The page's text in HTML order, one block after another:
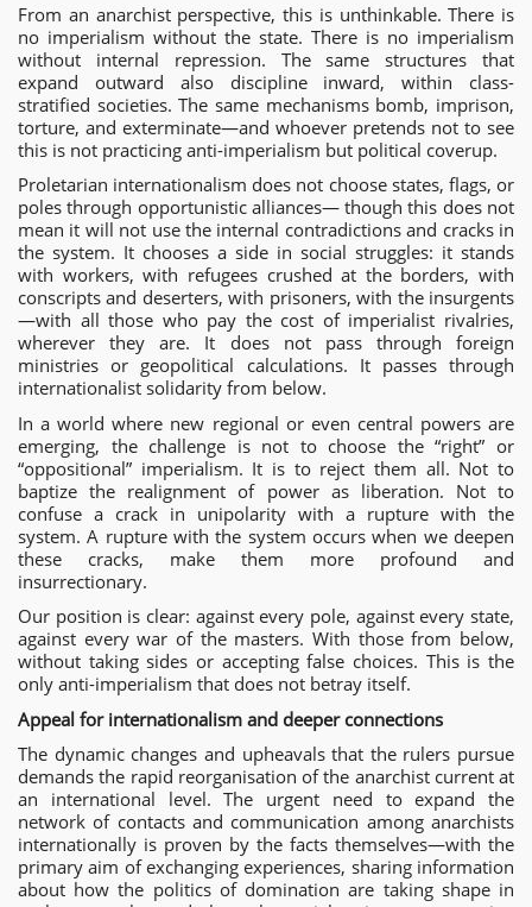
From an anarchist perspective, this is unthinkable. There is
no imperialism without the state. There is no imperialism
without internal repression. The same structures that
expand outward also discipline inward, within class-
stratified societies. The same mechanisms bomb, imprison,
torture, and exterminate—and whoever pretends not to see
this is not practicing anti-imperialism but political coverup.
Proletarian internationalism does not choose states, flags, or
poles through opportunistic alliances— though this does not
mean it will not use the internal contradictions and cracks in
the system. It chooses a side in social struggles: it stands
with workers, with refugees crushed at the borders, with
conscripts and deserters, with prisoners, with the insurgents
—with all those who pay the cost of imperialist rivalries,
wherever they are. It does not pass through foreign
ministries or geopolitical calculations. It passes through
internationalist solidarity from below.
In a world where new regional or even central powers are
emerging, the challenge is not to choose the “right” or
“oppositional” imperialism. It is to reject them all. Not to
baptize the realignment of power as liberation. Not to
confuse a crack in unipolarity with a rupture with the
system. A rupture with the system occurs when we deepen
these cracks, make them more profound and
insurrectionary.
Our position is clear: against every pole, against every state,
against every war of the masters. With those from below,
without taking sides or accepting false choices. This is the
only anti-imperialism that does not betray itself.
Appeal for internationalism and deeper connections
The dynamic changes and upheavals that the rulers pursue
demands the rapid reorganisation of the anarchist current at
an international level. The urgent need to expand the
network of contacts and communication among anarchists
internationally is proven by the facts themselves—with the
primary aim of exchanging experiences, sharing information
about how the politics of domination are taking shape in